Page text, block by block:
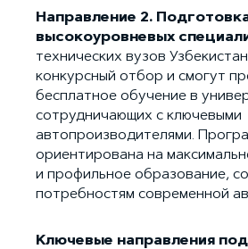
Направление 2.
высокоуровневых
технических вузов
конкурсный отбор и смогут
бесплатное обучение в
сотрудничающих с ключевыми
автопроизводителями.
ориентирована на
и профильное образование,
потребностям современной
Ключевые направления